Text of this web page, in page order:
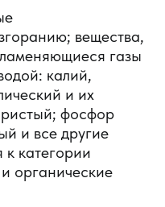
вещества,
газы
калий,
и их
фосфор
и все другие
категории
органические